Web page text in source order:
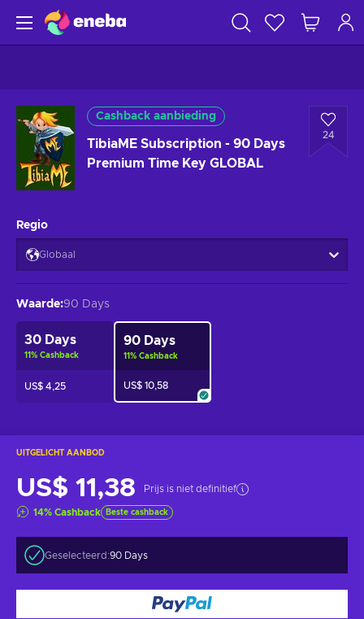
Cashback aanbieding
TibiaME Subscription - 90 Days
Premium Time Key GLOBAL
24
UITGELICHT AANBOD
US$ 11,38 Prijs is niet definitief
14% Cashback Beste cashback
Geselecteerd:90 Days
Regio
Globaal
Waarde:90 Days
30 Days
11 % Cashback
US$ 4,25
90 Days
11 % Cashback
US$ 10,58